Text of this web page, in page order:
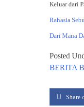
Keluar dari
Rahasia
Dari Mana
Posted
BERITA
Share